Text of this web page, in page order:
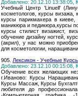
Добавлено: 20.12.10 13:38:05,
Учебный Центр 'Linuell'
косметологов, курсы визажа,
курсы парикмахера в
маникюра и педикюра,курсы
курсы стилист визажист,
обучение дизайну ногтей,
(акрил), у нас можно
для косметологии,
905. Лексикон - Учебные
Добавлено: 23.12.10 00:15:08,
Обучение всех желающих
г.Иваново: Курсы
Курсы Массаж, Курсы
любителя до